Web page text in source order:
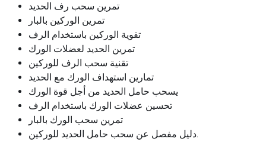
تمرين سحب رف الحديد
تمرين الوركين بالبار
تقوية الوركين باستخدام الرف
تمرين الحديد لعضلات الورك
تقنية سحب الرف للوركين
تمارين استهداف الورك مع الحديد
يسحب حامل الحديد من أجل قوة الورك
تحسين عضلات الورك باستخدام الرف
تمرين سحب الورك بالبار
دليل مفصل عن سحب حامل الحديد للوركين.